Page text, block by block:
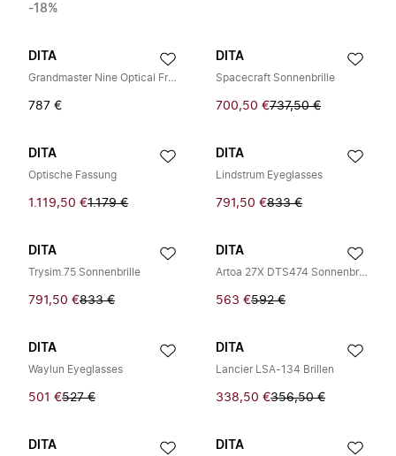
-18%
DITA
Grandmaster Nine Optical Frame
787 €
DITA
Spacecraft Sonnenbrille
700,50 €737,50 €
DITA
Optische Fassung
1.119,50 €1.179 €
DITA
Lindstrum Eyeglasses
791,50 €833 €
DITA
Trysim.75 Sonnenbrille
791,50 €833 €
DITA
Artoa 27X DTS474 Sonnenbrille
563 €592 €
DITA
Waylun Eyeglasses
501 €527 €
DITA
Lancier LSA-134 Brillen
338,50 €356,50 €
DITA DITA